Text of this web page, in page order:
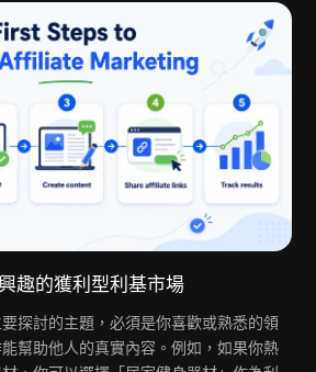
趣的獲利型利基市場
探討的主題，必須是你喜歡或熟悉的領
幫助他人的真實內容。例如，如果你熱